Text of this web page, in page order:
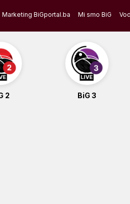
Marketing BiGportal.ba Mi smo BiG
2 BiG 3